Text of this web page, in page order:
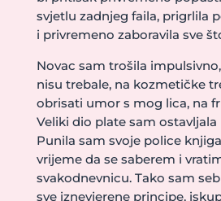
svjetlu zadnjeg faila, prigrlila
i privremeno zaboravila sve
Novac sam trošila
nisu trebale, na kozmetičke
obrisati umor s mog lica, na
Veliki dio plate sam ostavljala
Punila sam svoje police
vrijeme da se saberem i
svakodnevnicu. Tako sam
sve iznevjerene principe,